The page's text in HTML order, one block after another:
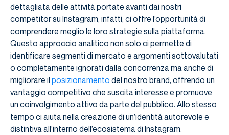
dettagliata delle attività portate avanti dai nostri
competitor su Instagram, infatti, ci offre l’opportunità di
comprendere meglio le loro strategie sulla piattaforma.
Questo approccio analitico non solo ci permette di
identificare segmenti di mercato e argomenti sottovalutati
o completamente ignorati dalla concorrenza ma anche di
migliorare il posizionamento del nostro brand, offrendo un
vantaggio competitivo che suscita interesse e promuove
un coinvolgimento attivo da parte del pubblico. Allo stesso
tempo ci aiuta nella creazione di un’identità autorevole e
distintiva all’interno dell’ecosistema di Instagram.